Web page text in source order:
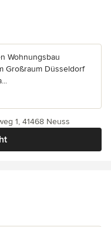
Sternen
Wohnungsbau
Großraum Düsseldorf
1, 41468 Neuss
5 Sternen